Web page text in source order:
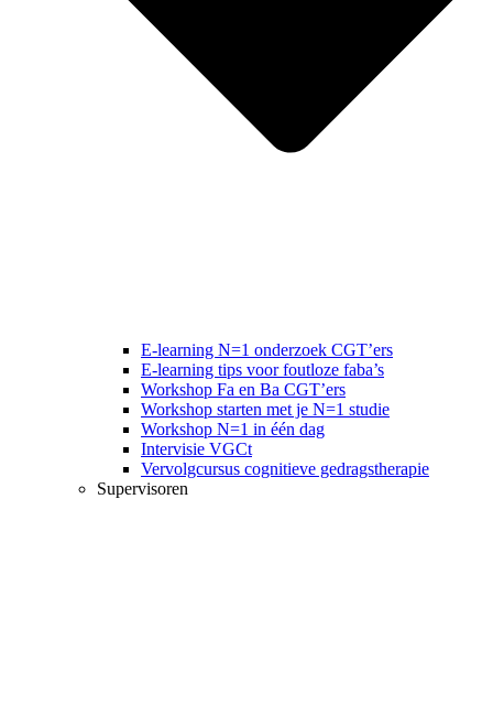
E-learning N=1 onderzoek CGT’ers
E-learning tips voor foutloze faba’s
Workshop Fa en Ba CGT’ers
Workshop starten met je N=1 studie
Workshop N=1 in één dag
Intervisie VGCt
Vervolgcursus cognitieve gedragstherapie
Supervisoren